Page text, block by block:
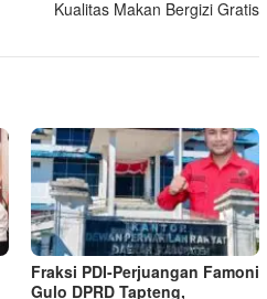
Kualitas Makan Bergizi Gratis
Fraksi PDI-Perjuangan Famoni
Gulo DPRD Tapteng,